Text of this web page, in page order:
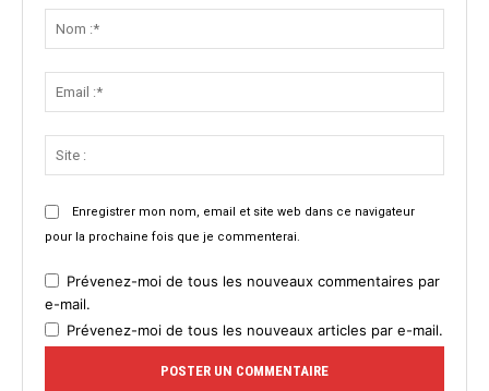
Enregistrer mon nom, email et site web dans ce navigateur
pour la prochaine fois que je commenterai.
Prévenez-moi de tous les nouveaux commentaires par
e-mail.
Prévenez-moi de tous les nouveaux articles par e-mail.